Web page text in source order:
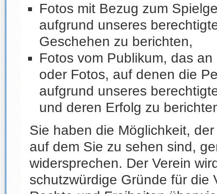
Fotos mit Bezug zum
aufgrund unseres
Geschehen zu berichten,
Fotos vom Publikum, das
oder Fotos, auf denen die
aufgrund unseres
und deren Erfolg zu
Sie haben die Möglichkeit,
auf dem Sie zu sehen sind,
widersprechen. Der Verein
schutzwürdige Gründe für die